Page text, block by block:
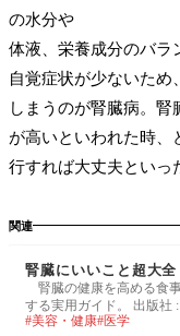
の水分や
体液、栄養成分のバラ
自覚症状が少ないため
しまうのが腎臓病。
が高いといわれた時、
行すれば大丈夫といっ
関連
腎臓にいいこと超大全
腎臓の健康を高める食
する実用ガイド。 出版社
美容・健康 医学